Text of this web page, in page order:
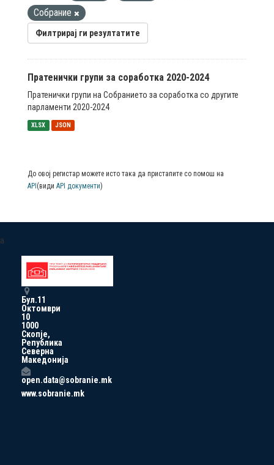
Собрание
Филтрирај ги резултатите
Пратенички групи за соработка 2020-2024
Пратенички групи на Собранието за соработка со другите
парламенти 2020-2024
XLSX JSON
До овој регистар можете исто така да пристапите со помош на
API (види API документи)
a
Бул.11
Октомври
10
1000
Скопје,
Република
Северна
Македонија
open.data@sobranie.mk
www.sobranie.mk